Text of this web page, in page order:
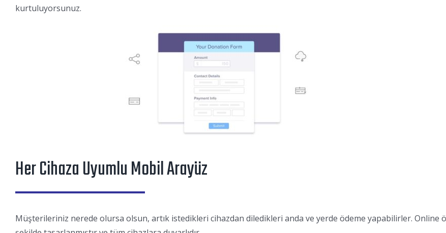
kurtuluyorsunuz.
Her Cihaza Uyumlu Mobil Arayüz
Müşterileriniz nerede olursa olsun, artık istedikleri cihazdan diledikleri anda ve yerde ödeme yapabilirler. Online